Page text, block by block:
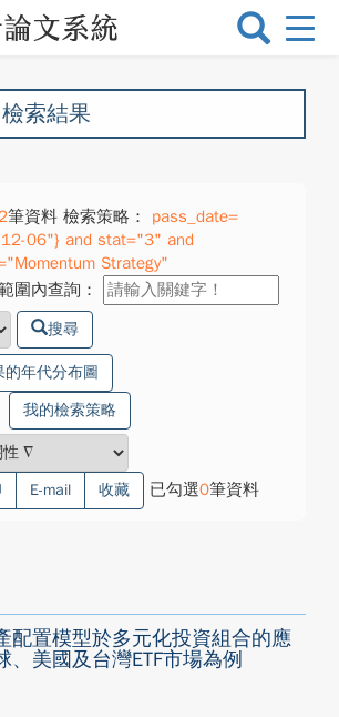
選
換
索結果
筆資料 檢索策略：
pass_date=
06"} and stat="3" and
Strategy"
圍內查詢：
搜尋
的年代分布圖
我的檢索策略
E-mail 收藏 已勾選0筆資料
配置模型於多元化投資組合的應
、美國及台灣ETF市場為例